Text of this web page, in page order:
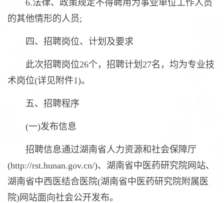
6.法律、政策规定不得聘用为事业单位工作人员
的其他情形的人员;
四、招聘岗位、计划及要求
此次招聘岗位26个，招聘计划27名，均为专业技
术岗位(详见附件1)。
五、招聘程序
(一)发布信息
招聘信息通过湖南省人力资源和社会保障厅
(http://rst.hunan.gov.cn/)、湖南省中医药研究院网站、
湖南省中西医结合医院(湖南省中医药研究院附属医
院)网站面向社会公开发布。